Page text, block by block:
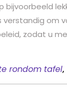
bijvoorbeeld
om
zodat u
rondom tafel,